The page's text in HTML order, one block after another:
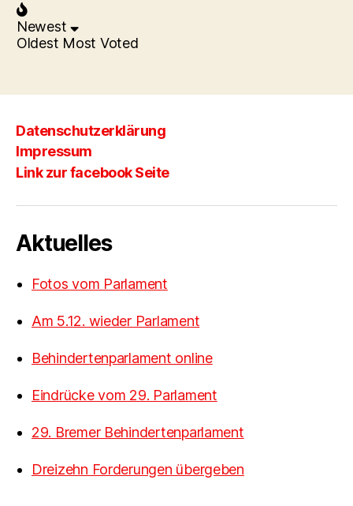
Newest
Oldest Most Voted
Datenschutzerklärung
Impressum
Link zur facebook Seite
Aktuelles
Fotos vom Parlament
Am 5.12. wieder Parlament
Behindertenparlament online
Eindrücke vom 29. Parlament
29. Bremer Behindertenparlament
Dreizehn Forderungen übergeben